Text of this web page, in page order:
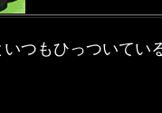
つもひっついてい